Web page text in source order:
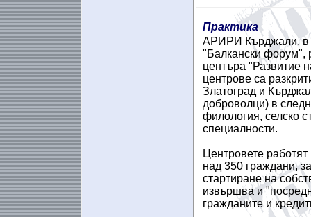
Практика
АРИРИ Кърджали, в
"Балкански форум",
центъра "Развитие
центрове са
Златоград и
доброволци) в
филология, селско
специалности.
Центровете
над 350 граждани,
стартиране на
извършва и
гражданите и